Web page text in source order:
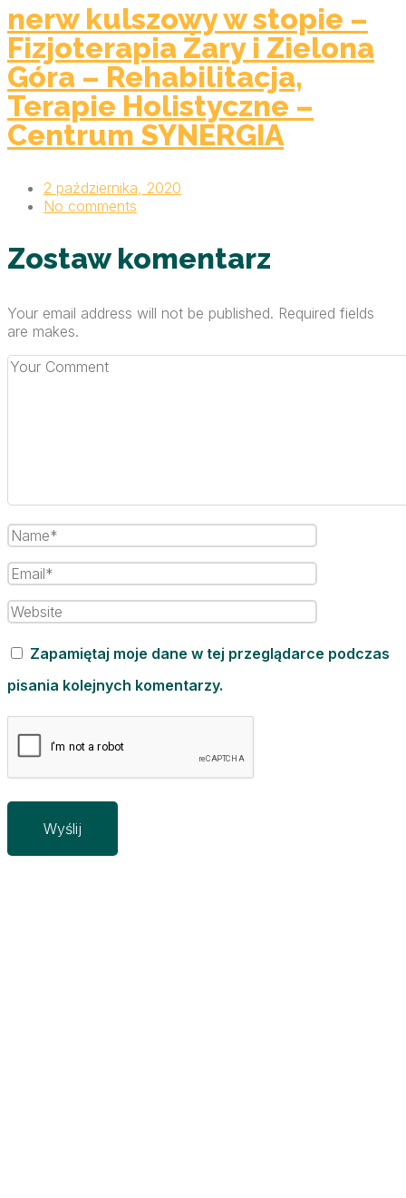
nerw kulszowy w stopie –
Fizjoterapia Żary i Zielona
Góra – Rehabilitacja,
Terapie Holistyczne –
Centrum SYNERGIA
2 października, 2020
No comments
Zostaw komentarz
Your email address will not be published. Required fields
are makes.
Zapamiętaj moje dane w tej przeglądarce podczas
pisania kolejnych komentarzy.